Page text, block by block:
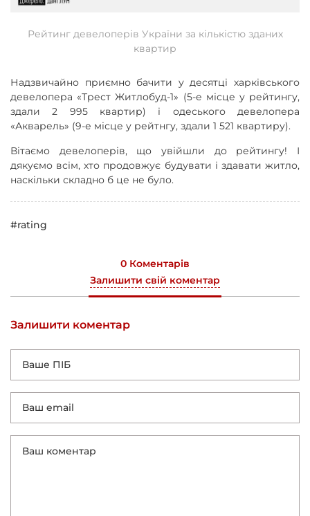
Рейтинг девелоперів України за кількістю зданих
квартир
Надзвичайно приємно бачити у десятці харківського
девелопера «Трест Житлобуд-1» (5-е місце у рейтингу,
здали 2 995 квартир) і одеського девелопера
«Акварель» (9-е місце у рейтнгу, здали 1 521 квартиру).
Вітаємо девелоперів, що увійшли до рейтингу! І
дякуємо всім, хто продовжує будувати і здавати житло,
наскільки складно б це не було.
#rating
0 Коментарів
Залишити свій коментар
Залишити коментар